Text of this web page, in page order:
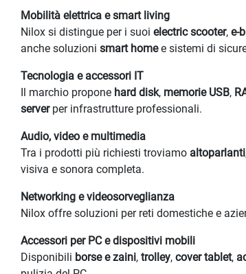
Mobilità elettrica e smart living
Nilox si distingue per i suoi electric scooter, e-
anche soluzioni smart homee sistemi di
Tecnologia e accessori IT
Il marchio propone hard disk, memorie USB,
serverper infrastrutture professionali.
Audio, video e multimedia
Tra i prodotti più richiesti troviamo altoparlanti
visiva e sonora completa.
Networking e videosorveglianza
Nilox offre soluzioni per reti domestiche e
Accessori per PC e dispositivi mobili
Disponibili borse e zaini, trolley, cover tablet,